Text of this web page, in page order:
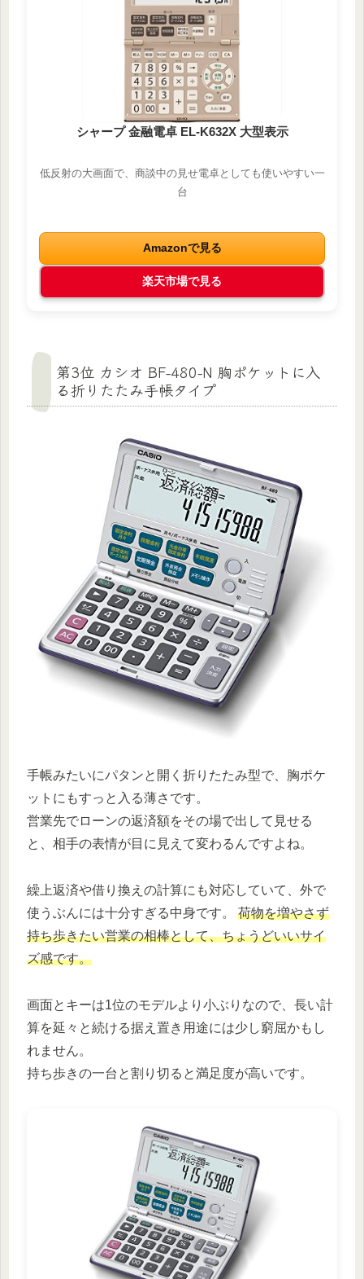
シャープ 金融電卓 EL-K632X 大型表示
低反射の大画面で、商談中の見せ電卓としても使いやすい一
台
Amazonで見る
楽天市場で見る
第3位 カシオ BF-480-N 胸ポケットに入
る折りたたみ手帳タイプ
手帳みたいにパタンと開く折りたたみ型で、胸ポケ
ットにもすっと入る薄さです。
営業先でローンの返済額をその場で出して見せる
と、相手の表情が目に見えて変わるんですよね。
繰上返済や借り換えの計算にも対応していて、外で
使うぶんには十分すぎる中身です。 荷物を増やさず
持ち歩きたい営業の相棒として、ちょうどいいサイ
ズ感です。
画面とキーは1位のモデルより小ぶりなので、長い計
算を延々と続ける据え置き用途には少し窮屈かもし
れません。
持ち歩きの一台と割り切ると満足度が高いです。